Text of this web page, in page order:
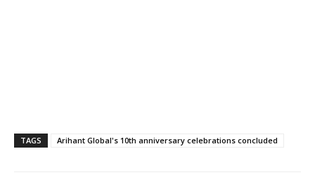
TAGS Arihant Global's 10th anniversary celebrations concluded